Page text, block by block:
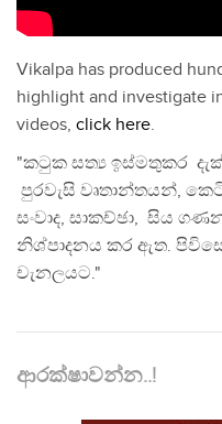
Vikalpa has produced
highlight and investigate
videos, click here.
"කටුක සත්‍ය ඉස්මතුකර
පුරවැසි වෘතාන්තයන්,
සංවාද, සාකච්ඡා, සිය
නිශ්පාදනය කර ඇත.
චැනලයට."
ආරක්ෂාවන්න..!